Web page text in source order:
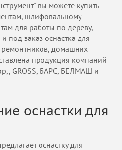
вы можете купить
шлифовальному
для работы по дереву,
под заказ оснастка для
ремонтников, домашних
продукция компаний
GROSS, БАРС, БЕЛМАШ и
оснастки для
оснастку для